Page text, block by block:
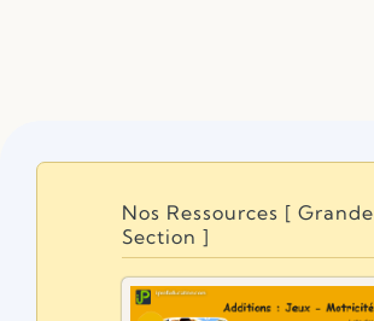
Nos Ressources [ Grande
Section ]